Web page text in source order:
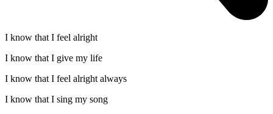
I know that I feel alright
I know that I give my life
I know that I feel alright always
I know that I sing my song